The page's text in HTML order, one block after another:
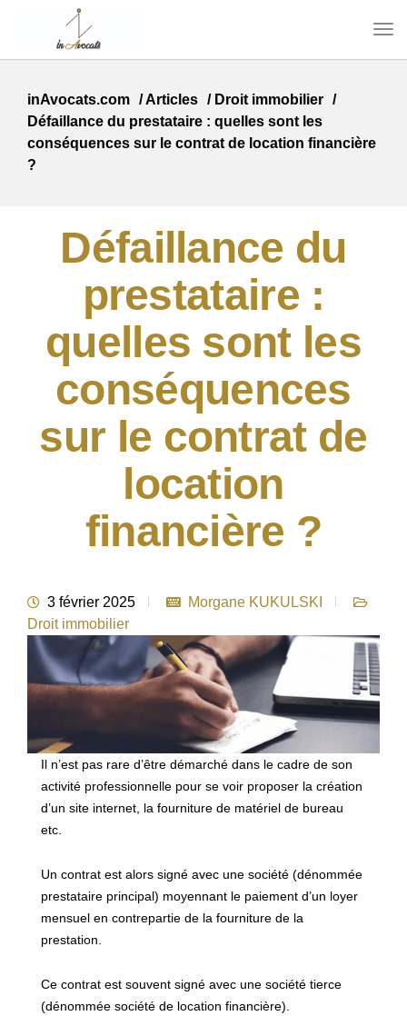
inAvocats.com /Articles / Droit immobilier /
Défaillance du prestataire : quelles sont les
conséquences sur le contrat de location financière
?
Défaillance du
prestataire :
quelles sont les
conséquences
sur le contrat de
location
financière ?
3 février 2025
Morgane KUKULSKI
Droit immobilier
Il n’est pas rare d’être démarché dans le cadre de son
activité professionnelle pour se voir proposer la création
d’un site internet, la fourniture de matériel de bureau
etc.
Un contrat est alors signé avec une société (dénommée
prestataire principal) moyennant le paiement d’un loyer
mensuel en contrepartie de la fourniture de la
prestation.
Ce contrat est souvent signé avec une société tierce
(dénommée société de location financière).